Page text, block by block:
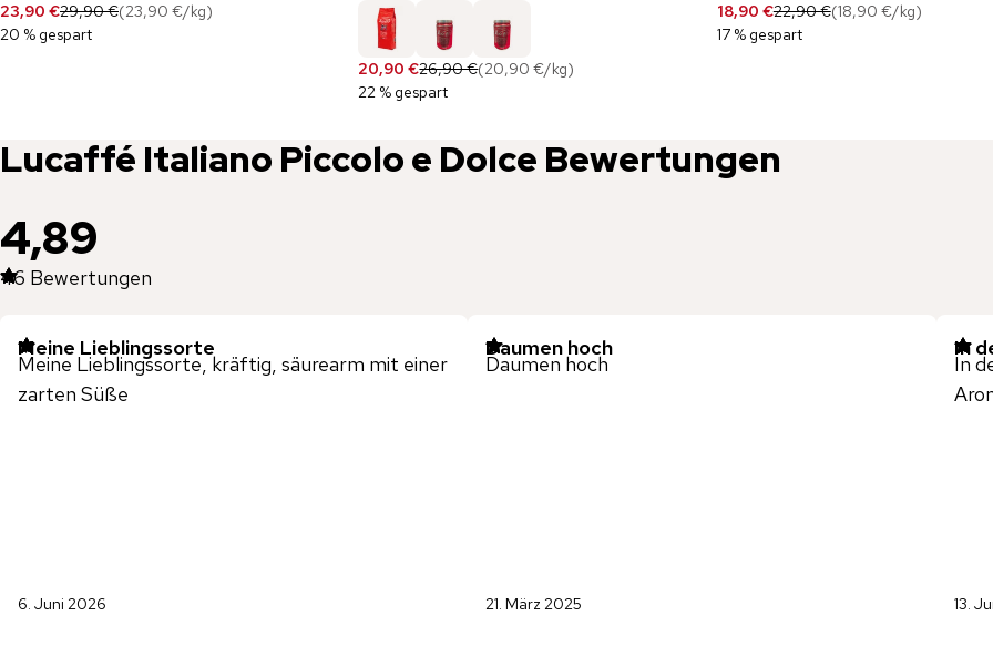
23,90 €29,90 €(23,90 €/kg)
20 % gespart
20,90 €26,90 €(20,90 €/kg)
22 % gespart
18,90 €22,90 €(18,90 €/kg)
17 % gespart
Lucaffé Italiano Piccolo e Dolce Bewertungen
4,89
46 Bewertungen
Meine Lieblingssorte
Meine Lieblingssorte, kräftig, säurearm mit einer
zarten Süße
6. Juni 2026
Daumen hoch
Daumen hoch
21. März 2025
In
In
13.